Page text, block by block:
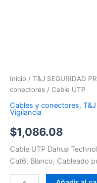
Inicio / T&J SEGURIDAD
conectores / Cable UTP
Cables y conectores,
Vigilancia
$1,086.08
Cable UTP Dahua
Cat6, Blanco, Cableado